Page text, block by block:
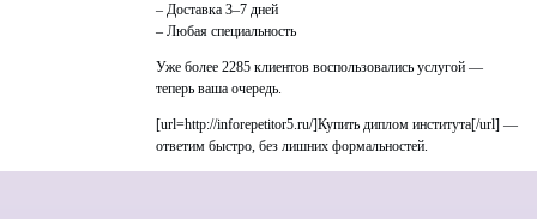
– Доставка 3–7 дней
– Любая специальность
Уже более 2285 клиентов воспользовались услугой —
теперь ваша очередь.
[url=http://inforepetitor5.ru/]Купить диплом института[/url] —
ответим быстро, без лишних формальностей.